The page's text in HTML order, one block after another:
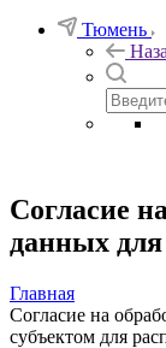
Тюмень
Согласие
данных
Главная
Согласие на
субъектом для